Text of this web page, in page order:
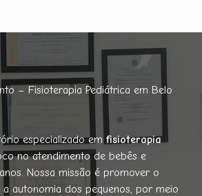
– Fisioterapia Pediátrica em Belo
especializado em fisioterapia
no atendimento de bebês e
Nossa missão é promover o
a autonomia dos pequenos, por meio